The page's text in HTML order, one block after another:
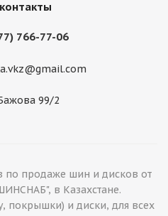
766-77-06
99/2
продаже шин и дисков от
в Казахстане.
и диски, для всех